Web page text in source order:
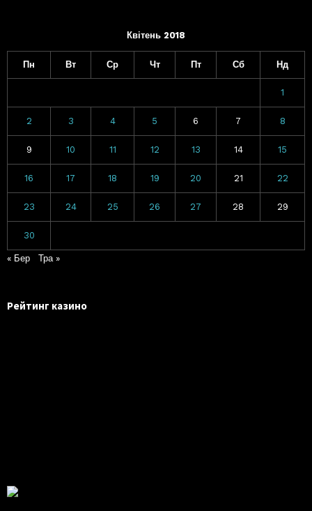
Квітень 2018
Пн Вт Ср Чт Пт Сб Нд
1
2 3 4 5 6 7 8
9 10 11 12 13 14 15
16 17 18 19 20 21 22
23 24 25 26 27 28 29
30
« Бер Тра »
Рейтинг казино